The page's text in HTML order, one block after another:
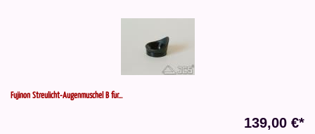
Fujinon Streulicht-Augenmuschel B für...
139,00 €*